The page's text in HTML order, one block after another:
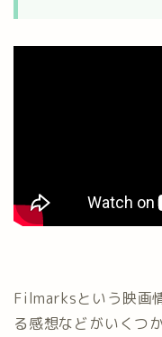
Filmarksという映画
る感想などがいくつ